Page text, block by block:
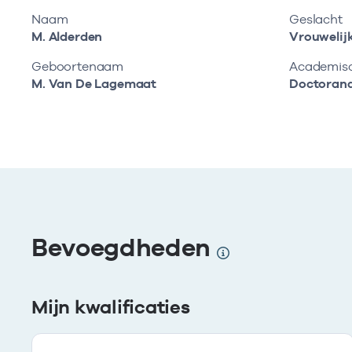
Naam
M. Alderden
Geboortenaam
M. Van De Lagemaat
Geslacht
Bevoegdheden
Mijn kwalificaties